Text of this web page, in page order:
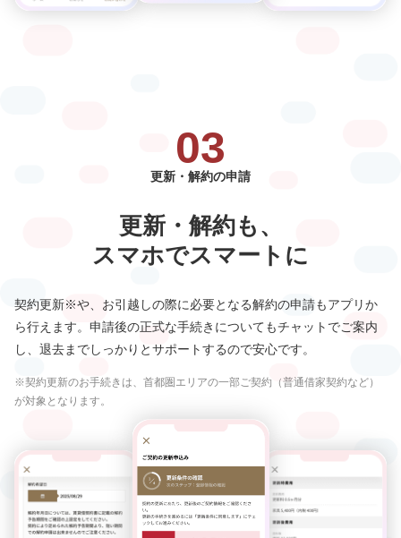
03
更新・解約の申請
更新・解約も、
スマホでスマートに
契約更新※や、お引越しの際に必要となる解約の申請もアプリか
ら行えます。申請後の正式な手続きについてもチャットでご案内
し、退去までしっかりとサポートするので安心です。
※契約更新のお手続きは、首都圏エリアの一部ご契約（普通借家契約など）
が対象となります。